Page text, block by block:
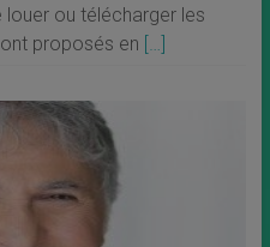
ou télécharger les
proposés en […]